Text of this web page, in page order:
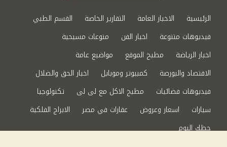
الرئيسية الاخبار العامة التقارير الخاصة
القسم الطبي
فيديوهات متنوعة
اخبار الفن
منوعات مسيحية
اخبار الرياضة
مطبخ الموقع
مواضيع عامة
الاقتصاد والبورصة
كمبيوتر وموبايل
اخبار الحق والضلال
فيديوهات فضائيات
مطبخ الاكل مع لى لى
تكنولوجيا
سيارات
اسعار وعروض عقارات في مصر
الابراج الفلكية
حظك اليوم